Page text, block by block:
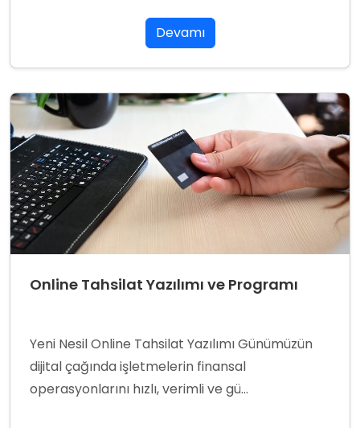
Devamı
Online Tahsilat Yazılımı ve Programı
Yeni Nesil Online Tahsilat Yazılımı Günümüzün
dijital çağında işletmelerin finansal
operasyonlarını hızlı, verimli ve gü...